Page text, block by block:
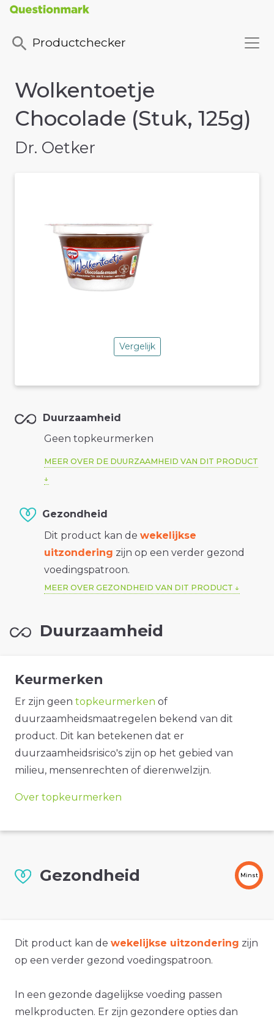
Productchecker
Wolkentoetje
Chocolade (Stuk, 125g)
Dr. Oetker
Vergelijk
Duurzaamheid
Geen topkeurmerken
MEER OVER DE DUURZAAMHEID VAN DIT PRODUCT
Gezondheid
Dit product kan de wekelijkse
uitzondering zijn op een verder gezond
voedingspatroon.
MEER OVER GEZONDHEID VAN DIT PRODUCT
Duurzaamheid
Keurmerken
Er zijn geen topkeurmerken of
duurzaamheidsmaatregelen bekend van dit
product. Dit kan betekenen dat er
duurzaamheidsrisico's zijn op het gebied van
milieu, mensenrechten of dierenwelzijn.
Over topkeurmerken
Gezondheid Minst
Dit product kan de wekelijkse uitzondering zijn
op een verder gezond voedingspatroon.
In een gezonde dagelijkse voeding passen
melkproducten. Er zijn gezondere opties dan